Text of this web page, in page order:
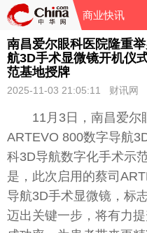
商业快讯
南昌爱尔眼科医院隆重
航3D手术显微镜开机仪
范基地授牌
2025-11-03 21:05:11 财讯网
11月3日，南昌爱尔
ARTEVO 800数字导航
科3D导航数字化手术示
是，此次启用的蔡司ART
导航3D手术显微镜，标
迈出关键一步，将有力